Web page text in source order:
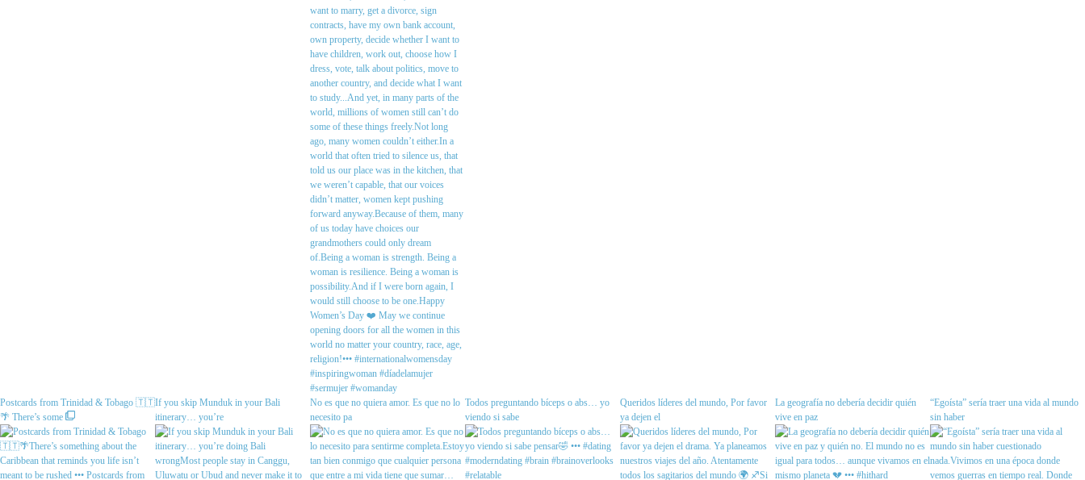
Postcards from Trinidad & Tobago 🇹🇹
🌴 There’s some
If you skip Munduk in your Bali
itinerary… you’re
No es que no quiera amor. Es que no lo
necesito pa
Todos preguntando bíceps o abs… yo
viendo si sabe
Queridos líderes del mundo, Por favor
ya dejen el
La geografía no debería decidir quién
vive en paz
“Egoísta” sería traer una vida al mundo
sin haber